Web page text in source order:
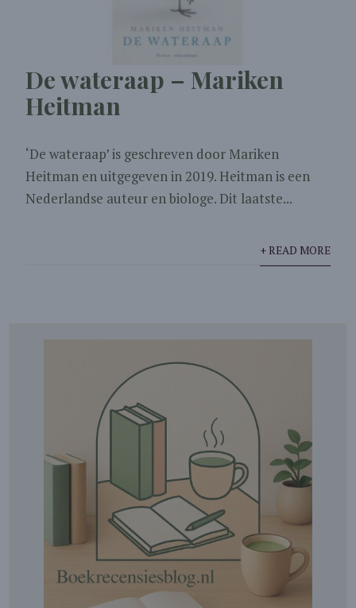
De wateraap – Mariken
Heitman
‘De wateraap’ is geschreven door Mariken
Heitman en uitgegeven in 2019. Heitman is een
Nederlandse auteur en biologe. Dit laatste...
+ READ MORE